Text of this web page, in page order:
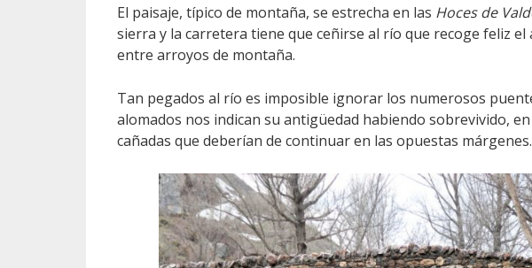
El paisaje, típico de montaña, se estrecha en las Hoces de
sierra y la carretera tiene que ceñirse al río que recoge feliz el
entre arroyos de montaña.
Tan pegados al río es imposible ignorar los numerosos
alomados nos indican su antigüedad habiendo sobrevivido,
cañadas que deberían de continuar en las opuestas márgenes.